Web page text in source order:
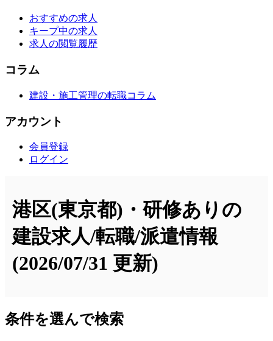
おすすめの求人
キープ中の求人
求人の閲覧履歴
コラム
建設・施工管理の転職コラム
アカウント
会員登録
ログイン
港区(東京都)・研修ありの
建設求人/転職/派遣情報
(2026/07/31 更新)
条件を選んで検索